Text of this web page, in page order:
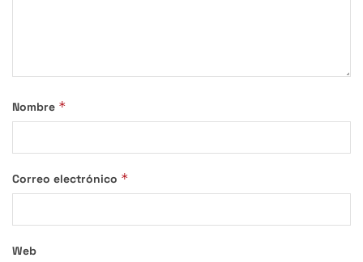
Nombre *
Correo electrónico *
Web